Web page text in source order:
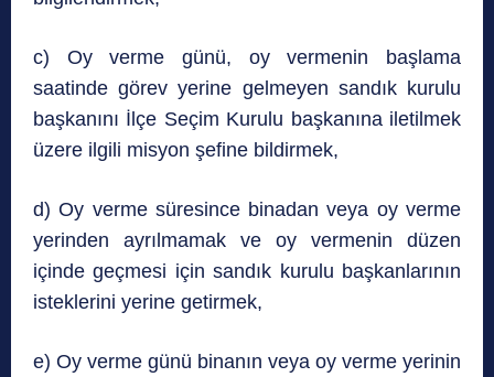
c) Oy verme günü, oy vermenin başlama
saatinde görev yerine gelmeyen sandık kurulu
başkanını İlçe Seçim Kurulu başkanına iletilmek
üzere ilgili misyon şefine bildirmek,
d) Oy verme süresince binadan veya oy verme
yerinden ayrılmamak ve oy vermenin düzen
içinde geçmesi için sandık kurulu başkanlarının
isteklerini yerine getirmek,
e) Oy verme günü binanın veya oy verme yerinin